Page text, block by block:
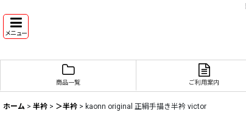
メニュー
商品一覧 ご利用案内
ホーム > 半衿 > ＞半衿 > kaonn original 正絹手描き半衿 victor